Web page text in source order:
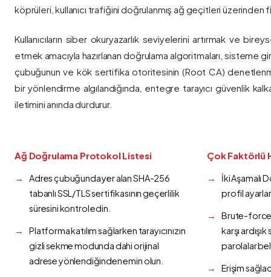
köprüleri, kullanıcı trafiğini doğrulanmış ağ geçitleri üzerinden
Kullanıcıların siber okuryazarlık seviyelerini artırmak ve
etmek amacıyla hazırlanan doğrulama algoritmaları, sisteme
çubuğunun ve kök sertifika otoritesinin (Root CA)
bir yönlendirme algılandığında, entegre tarayıcı güvenlik
iletimini anında durdurur.
Ağ Doğrulama Protokol Listesi
Adres çubuğunda yer alan SHA-256
tabanlı SSL/TLS sertifikasının geçerlilik
süresini kontrol edin.
Platforma katılım sağlarken tarayıcınızın
gizli sekme modunda dahi orijinal
adrese yönlendiğinden emin olun.
Çok Faktörlü
İki Aşamalı
profil
Brute-force
karşı
parolalar
Erişim